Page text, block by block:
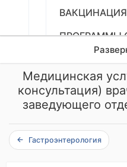
ВАКЦИНАЦИЯ
ПРОГРАММЫ
АНЕСТЕЗИЯ
УСЛОВИЯХ
ЛАБОРАТОРНЫЕ
Медицинская
консультация)
заведующего
Гастроэнтерология